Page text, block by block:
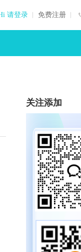
请登录 免费注册
关注添加